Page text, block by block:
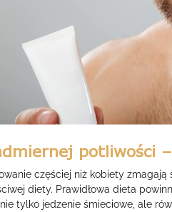
potliwości
częściej niż kobiety
diety. Prawidłowa dieta
tylko jedzenie śmieciowe, ale